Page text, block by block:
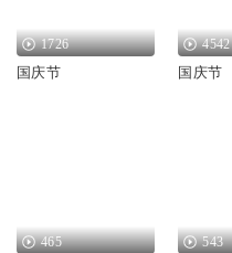
1726
国庆节
4542
国庆节
465 543